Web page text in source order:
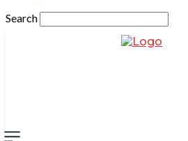
Search